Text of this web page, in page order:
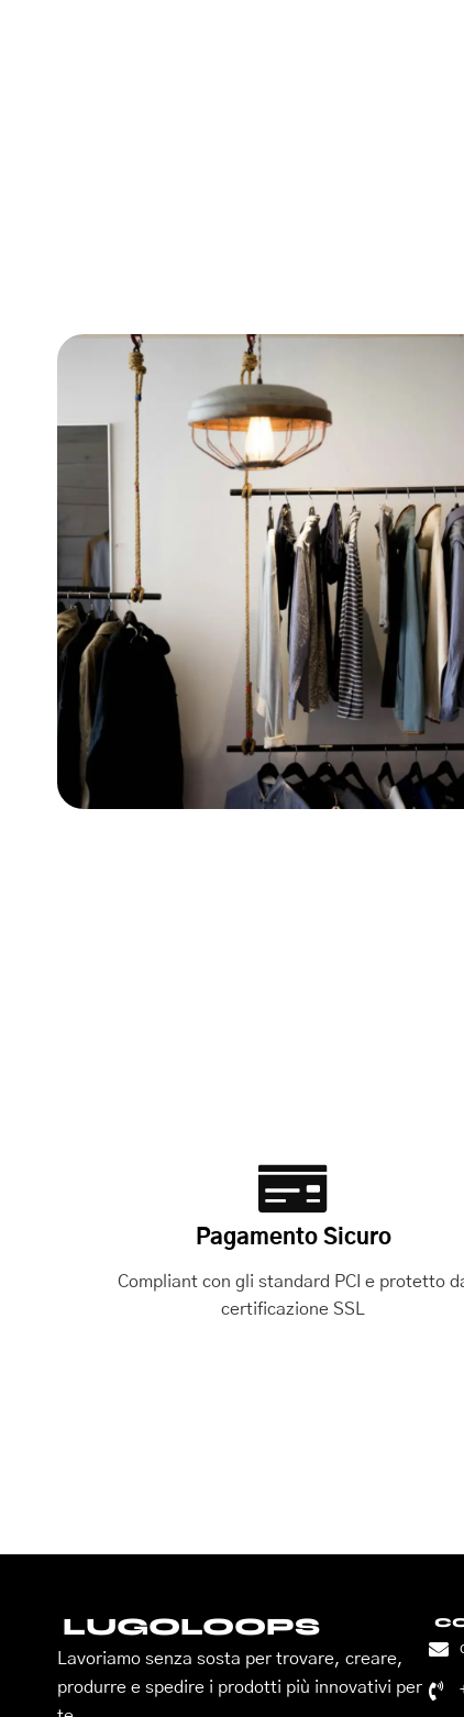
Pagamento Sicuro
Compliant con gli standard PCI e protetto
certificazione SSL
LUGOLOOPS
Lavoriamo senza sosta per trovare, creare,
produrre e spedire i prodotti più innovativi per